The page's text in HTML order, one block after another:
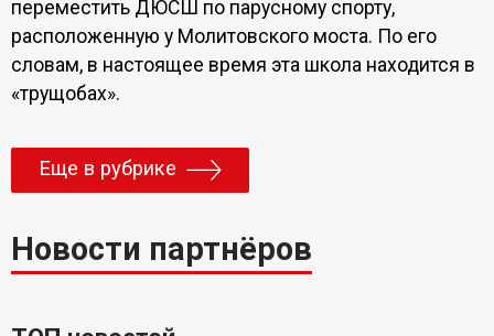
переместить ДЮСШ по парусному спорту,
расположенную у Молитовского моста. По его
словам, в настоящее время эта школа находится в
«трущобах».
Еще в рубрике
Новости партнёров